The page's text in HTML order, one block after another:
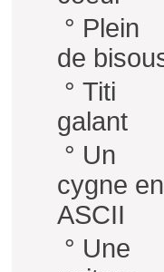
° Plein
de
° Titi
galant
° Un
cygne en
ASCII
° Une